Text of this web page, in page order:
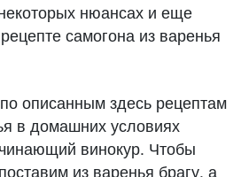
нюансах и еще
самогона из варенья
описанным здесь рецептам
в домашних условиях
винокур. Чтобы
из варенья брагу, а